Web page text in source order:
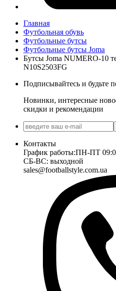
Главная
Футбольная обувь
Футбольные бутсы
Футбольные бутсы Joma
Бутсы Joma NUMERO-10
N10S2503FG
Подписывайтесь и будьте
Новинки, интересные
скидки и рекомендации
Контакты
График работы:ПН-ПТ
СБ-ВС: выходной
sales@footballstyle.com.ua